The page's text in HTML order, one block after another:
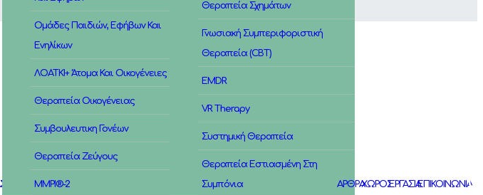
Ομάδες Παιδιών, Εφήβων Και
Ενηλίκων
ΛΟΑΤΚΙ+ Άτομα Και Οικογένειες
Θεραπεία Οικογένειας
Συμβουλευτικη Γονέων
Θεραπεία Ζεύγους
MMPI®-2
Θεραπεία Σχημάτων
Γνωσιακή Συμπεριφοριστική
Θεραπεία (CBT)
EMDR
VR Therapy
Συστημική Θεραπεία
Θεραπεία Εστιασμένη Στη
Συμπόνια
ΑΡΘΡΑΧΩΡΟΣΕΡΓΑΣΙΑΕΠΙΚΟΙΝΩΝΙΑ